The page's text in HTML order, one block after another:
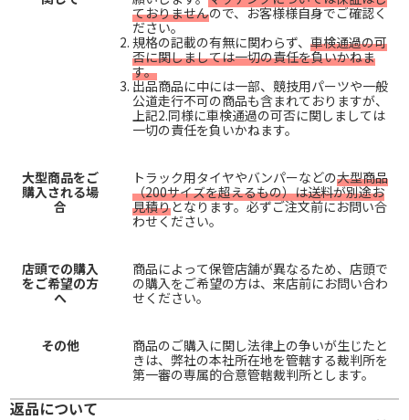
ておりませんので、お客様様自身でご確認く
ださい。
規格の記載の有無に関わらず、 車検通過の可
否に関しましては一切の責任を負いかねま
す。
出品商品に中には一部、競技用パーツや一般
公道走行不可の商品も含まれておりますが、
上記2.同様に車検通過の可否に関しましては
一切の責任を負いかねます。
大型商品をご
購入される場
合
トラック用タイヤやバンパーなどの大型商品
（200サイズを超えるもの）は送料が別途お
見積りとなります。必ずご注文前にお問い合
わせください。
店頭での購入
をご希望の方
へ
商品によって保管店舗が異なるため、店頭で
の購入をご希望の方は、来店前にお問い合わ
せください。
その他
商品のご購入に関し法律上の争いが生じたと
きは、弊社の本社所在地を管轄する裁判所を
第一審の専属的合意管轄裁判所とします。
返品について